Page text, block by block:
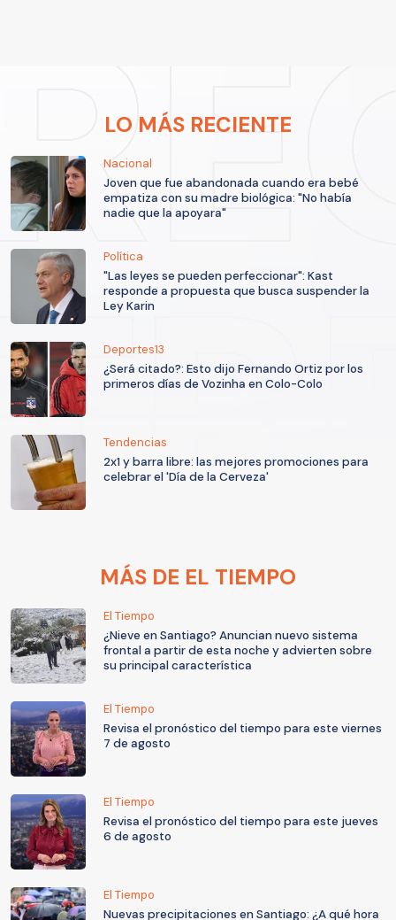
LO MÁS RECIENTE
Nacional
Joven que fue abandonada cuando era bebé
empatiza con su madre biológica: "No había
nadie que la apoyara"
Política
"Las leyes se pueden perfeccionar": Kast
responde a propuesta que busca suspender la
Ley Karin
Deportes13
¿Será citado?: Esto dijo Fernando Ortiz por los
primeros días de Vozinha en Colo-Colo
Tendencias
2x1 y barra libre: las mejores promociones para
celebrar el 'Día de la Cerveza'
MÁS DE EL TIEMPO
El Tiempo
¿Nieve en Santiago? Anuncian nuevo sistema
frontal a partir de esta noche y advierten sobre
su principal característica
El Tiempo
Revisa el pronóstico del tiempo para este viernes
7 de agosto
El Tiempo
Revisa el pronóstico del tiempo para este jueves
6 de agosto
El Tiempo
Nuevas precipitaciones en Santiago: ¿A qué hora